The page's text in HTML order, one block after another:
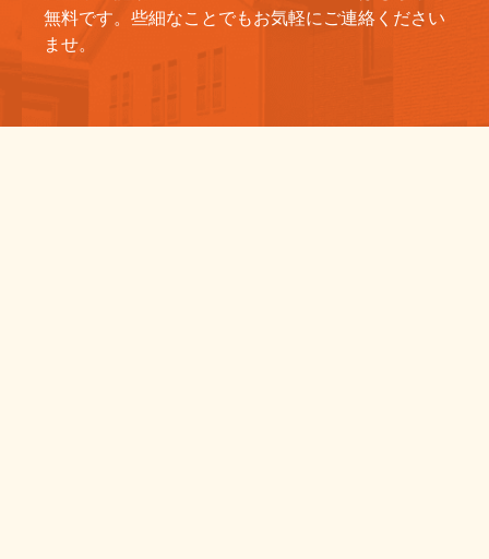
無料です。些細なことでもお気軽にご連絡ください
ませ。